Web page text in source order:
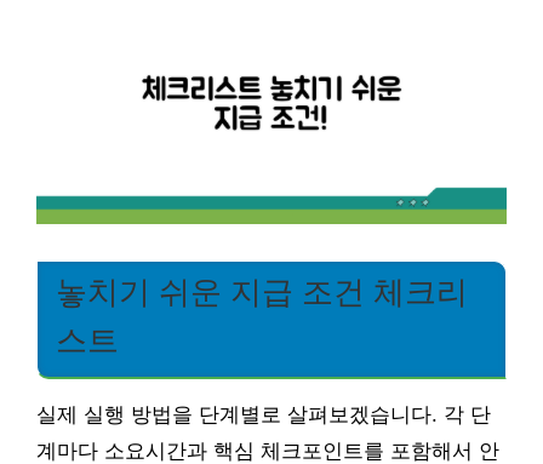
놓치기 쉬운 지급 조건 체크리
스트
실제 실행 방법을 단계별로 살펴보겠습니다. 각 단
계마다 소요시간과 핵심 체크포인트를 포함해서 안